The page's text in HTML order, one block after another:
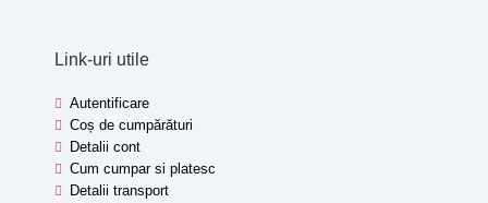
Link-uri utile
Autentificare
Coș de cumpărături
Detalii cont
Cum cumpar si platesc
Detalii transport